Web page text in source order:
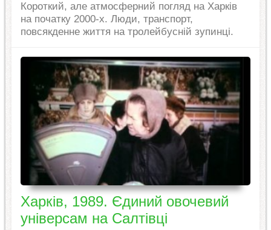
Короткий, але атмосферний погляд на Харків
на початку 2000-х. Люди, транспорт,
повсякденне життя на тролейбусній зупинці.
Харків, 1989. Єдиний овочевий
універсам на Салтівці